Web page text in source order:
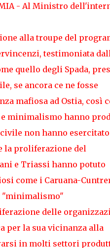
- Al Ministro
alla troupe del
testimoniata
quello degli Spada,
se ancora ce ne fosse
mafiosa ad Ostia, così
minimalismo hanno
non hanno esercitato
la proliferazione del
e Triassi hanno potuto
come i Caruana-
"minimalismo"
delle
per la sua vicinanza alla
in molti settori